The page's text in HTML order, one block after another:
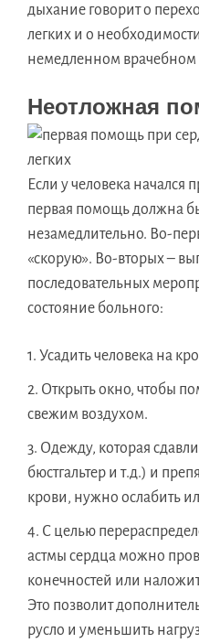
дыхание говорит о
легких и о
немедленном врачебном
Неотложная
Если у человека начался
первая помощь должна
незамедлительно. Во-
«скорую». Во-вторых –
последовательных
состояние больного:
Усадить человека на
Открыть окно, чтобы
свежим воздухом.
Одежду, которая
бюстгальтер и т.д.) и
крови, нужно ослабить
С целью
астмы сердца можно
конечностей или
Это позволит
русло и уменьшить